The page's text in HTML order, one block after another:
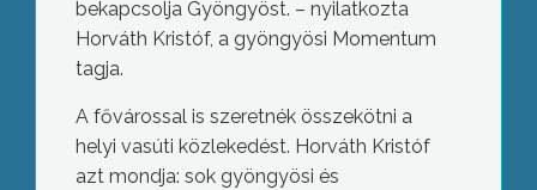
bekapcsolja Gyöngyöst. – nyilatkozta
Horváth Kristóf, a gyöngyösi Momentum
tagja.
A fővárossal is szeretnék összekötni a
helyi vasúti közlekedést. Horváth Kristóf
azt mondja: sok gyöngyösi és